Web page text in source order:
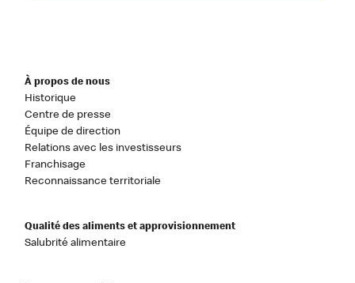
À propos de nous
Historique
Centre de presse
Équipe de direction
Relations avec les investisseurs
Franchisage
Reconnaissance territoriale
Qualité des aliments et approvisionnement
Salubrité alimentaire